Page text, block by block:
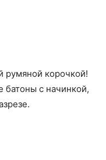
румяной корочкой!
батоны с начинкой,